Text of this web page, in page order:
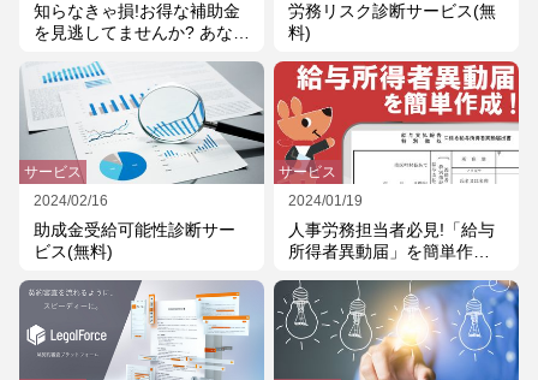
知らなきゃ損!お得な補助金
を見逃してませんか? あなた
で検索できる「補助金ナ
ビ」
労務リスク診断サービス(無
料)
サービス
2024/02/16
助成金受給可能性診断サー
ビス(無料)
サービス
2024/01/19
人事労務担当者必見!「給与
所得者異動届」を簡単作成!
ら簡単にできる「申請サポ
ートプラス」をご利用下さ
い